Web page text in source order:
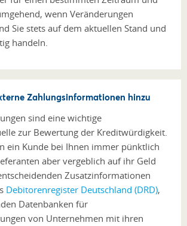
wenn Veränderungen
Sie stets auf dem aktuellen Stand und
handeln.
Zahlungsinformationen hinzu
sind eine wichtige
zur Bewertung der Kreditwürdigkeit.
ein Kunde bei Ihnen immer pünktlich
aber vergeblich auf ihr Geld
Zusatzinformationen
Debitorenregister Deutschland (DRD),
Datenbanken für
von Unternehmen mit ihren